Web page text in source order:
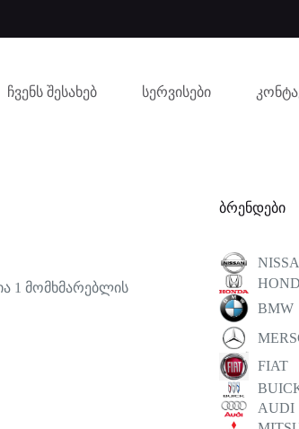
ჩვენს შესახებ სერვისები
1 მომხმარებლის
ბრენდები
BMW
FIAT
AUDI